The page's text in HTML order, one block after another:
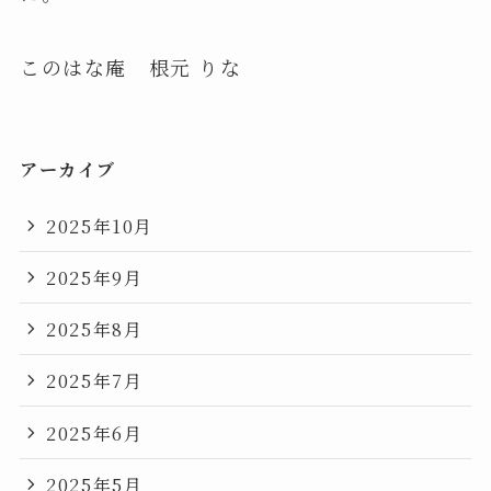
このはな庵 根元 りな
アーカイブ
2025年10月
2025年9月
2025年8月
2025年7月
2025年6月
2025年5月